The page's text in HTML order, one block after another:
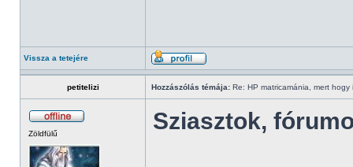
Vissza a tetejére
petitelizi Hozzászólás témája: Re: HP matricamánia, mert hogy
Zöldfülű Sziasztok,